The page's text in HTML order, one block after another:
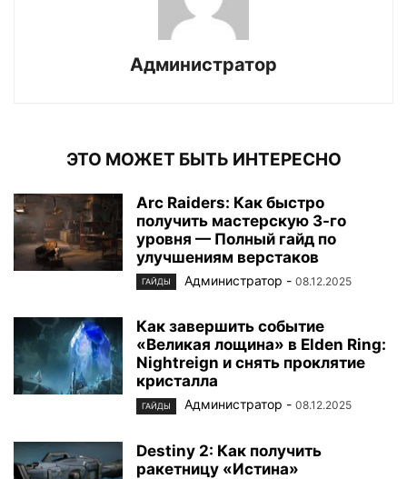
Администратор
ЭТО МОЖЕТ БЫТЬ ИНТЕРЕСНО
Arc Raiders: Как быстро
получить мастерскую 3-го
уровня — Полный гайд по
улучшениям верстаков
ГАЙДЫ Администратор - 08.12.2025
Как завершить событие
«Великая лощина» в Elden Ring:
Nightreign и снять проклятие
кристалла
ГАЙДЫ Администратор - 08.12.2025
Destiny 2: Как получить
ракетницу «Истина»